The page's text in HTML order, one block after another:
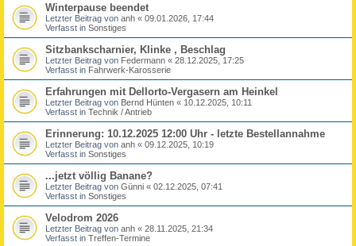
Winterpause beendet
Letzter Beitrag von anh « 09.01.2026, 17:44
Verfasst in Sonstiges
Sitzbankscharnier, Klinke , Beschlag
Letzter Beitrag von Federmann « 28.12.2025, 17:25
Verfasst in Fahrwerk-Karosserie
Erfahrungen mit Dellorto-Vergasern am Heinkel
Letzter Beitrag von Bernd Hünten « 10.12.2025, 10:11
Verfasst in Technik / Antrieb
Erinnerung: 10.12.2025 12:00 Uhr - letzte Bestellannahme
Letzter Beitrag von anh « 09.12.2025, 10:19
Verfasst in Sonstiges
...jetzt völlig Banane?
Letzter Beitrag von Günni « 02.12.2025, 07:41
Verfasst in Sonstiges
Velodrom 2026
Letzter Beitrag von anh « 28.11.2025, 21:34
Verfasst in Treffen-Termine